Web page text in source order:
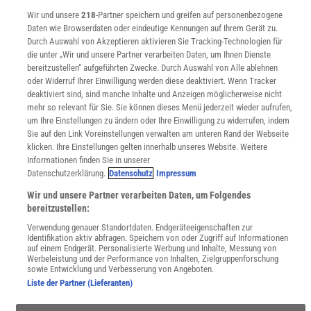
Lexika
Für Spektrum schreiben
Zugänglichkeitserklärung
WEBSEITEN
KielSCN
Wissenschaft in die Schulen
SciLogs
Uns finden Sie auch hier:
Wir und unsere218-Partner speichern und greifen auf personenbezogene
Daten wie Browserdaten oder eindeutige Kennungen auf Ihrem Gerät zu.
Durch Auswahl von Akzeptieren aktivieren Sie Tracking-Technologien für
die unter „Wir und unsere Partner verarbeiten Daten, um Ihnen Dienste
bereitzustellen“ aufgeführten Zwecke. Durch Auswahl von Alle ablehnen
oder Widerruf Ihrer Einwilligung werden diese deaktiviert. Wenn Tracker
deaktiviert sind, sind manche Inhalte und Anzeigen möglicherweise nicht
mehr so relevant für Sie. Sie können dieses Menü jederzeit wieder aufrufen,
um Ihre Einstellungen zu ändern oder Ihre Einwilligung zu widerrufen, indem
Sie auf den Link Voreinstellungen verwalten am unteren Rand der Webseite
klicken. Ihre Einstellungen gelten innerhalb unseres Website. Weitere
Informationen finden Sie in unserer
Datenschutzerklärung. Datenschutz Impressum
Wir und unsere Partner verarbeiten Daten, um Folgendes
bereitzustellen:
Verwendung genauer Standortdaten. Endgeräteeigenschaften zur
Identifikation aktiv abfragen. Speichern von oder Zugriff auf Informationen
auf einem Endgerät. Personalisierte Werbung und Inhalte, Messung von
Werbeleistung und der Performance von Inhalten, Zielgruppenforschung
sowie Entwicklung und Verbesserung von Angeboten.
Liste der Partner (Lieferanten)